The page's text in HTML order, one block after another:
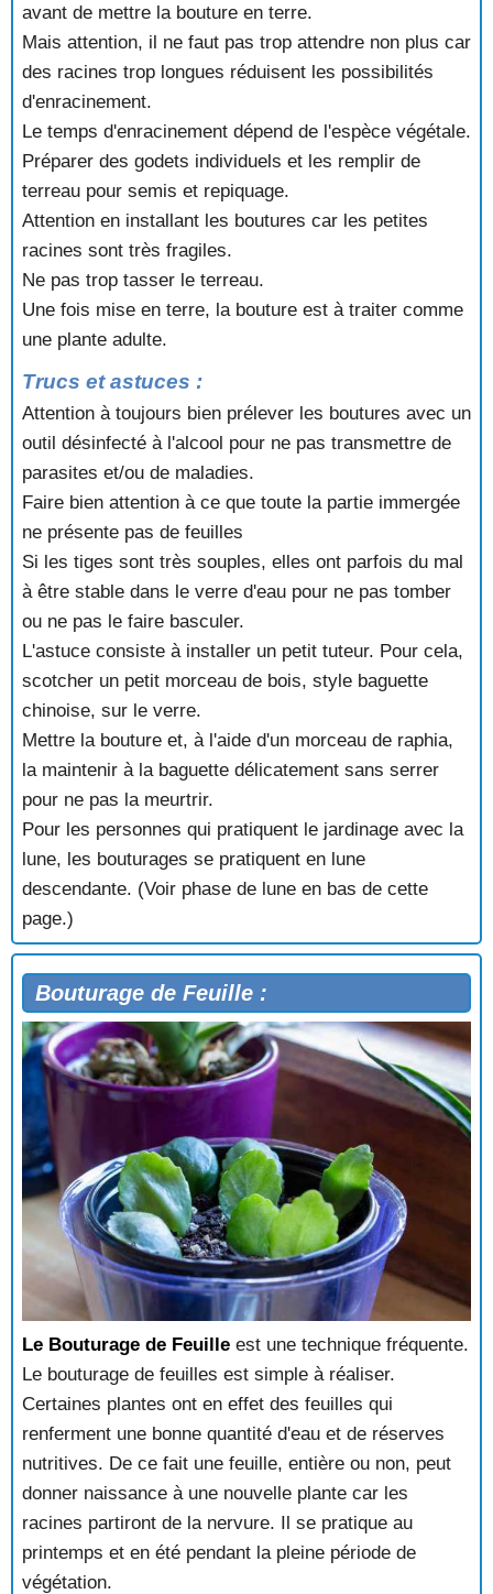
avant de mettre la bouture en terre.
Mais attention, il ne faut pas trop attendre non plus car
des racines trop longues réduisent les possibilités
d'enracinement.
Le temps d'enracinement dépend de l'espèce végétale.
Préparer des godets individuels et les remplir de
terreau pour semis et repiquage.
Attention en installant les boutures car les petites
racines sont très fragiles.
Ne pas trop tasser le terreau.
Une fois mise en terre, la bouture est à traiter comme
une plante adulte.
Trucs et astuces :
Attention à toujours bien prélever les boutures avec un
outil désinfecté à l'alcool pour ne pas transmettre de
parasites et/ou de maladies.
Faire bien attention à ce que toute la partie immergée
ne présente pas de feuilles
Si les tiges sont très souples, elles ont parfois du mal
à être stable dans le verre d'eau pour ne pas tomber
ou ne pas le faire basculer.
L'astuce consiste à installer un petit tuteur. Pour cela,
scotcher un petit morceau de bois, style baguette
chinoise, sur le verre.
Mettre la bouture et, à l'aide d'un morceau de raphia,
la maintenir à la baguette délicatement sans serrer
pour ne pas la meurtrir.
Pour les personnes qui pratiquent le jardinage avec la
lune, les bouturages se pratiquent en lune
descendante. (Voir phase de lune en bas de cette
page.)
Bouturage de Feuille :
Le Bouturage de Feuille est une technique fréquente.
Le bouturage de feuilles est simple à réaliser.
Certaines plantes ont en effet des feuilles qui
renferment une bonne quantité d'eau et de réserves
nutritives. De ce fait une feuille, entière ou non, peut
donner naissance à une nouvelle plante car les
racines partiront de la nervure. Il se pratique au
printemps et en été pendant la pleine période de
végétation.